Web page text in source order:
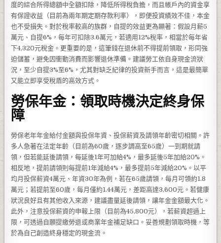
度的綜合所得總額中全額扣除，降低所得稅負擔，而且帳戶內的資金享
有保證收益（目前為兩年期定期存款利率），即便投資績效不佳，本金
也不受損失。對於稅率較高的族群，自提的效益更為顯著：假設月薪5
萬元、自提6%，每年可扣除3.6萬元，若適用12%稅率，相當於每年省
下4,320元稅金。更重要的是，這筆錢在退休前不得提前領取，形同強
迫儲蓄，避免因衝動消費而影響退休準備。建議勞工依自身現金流狀
況，至少自提3%至6%，尤其對缺乏紀律的投資新手而言，這是最簡單
又能立即享受稅盾的高效方式。
勞保年金：領取時機決定終身保
障
勞保老年年金給付金額與投保年資、投保薪資及請領年齡密切相關。許
多人急著在法定年齡（目前為60歲，逐步調高至65歲）一到期就請
領，但若能延後請領，每延後1年可加給4%，最多延後5年加給20%。
相反地，提前請領則每提前1年減給4%，最多提前5年減給20%。以平
均月投保薪資4萬元、年資30年為例，若在65歲請領，每月可領約1.8
萬元；若提前至60歲，每月僅約1.44萬元，差距高達3,600元。若健康
狀況良好且有其他收入來源，建議盡量延後請領，讓年金金額最大化。
此外，注意投保薪資的申報上限（目前為45,800元），若薪資超過上
限，可透過自願提繳勞退或商業年金補足缺口。妥善規劃領取時機，等
於為自己創造終身穩定的現金流。